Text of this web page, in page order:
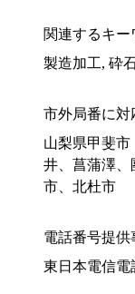
関連するキー
製造加工, 砕
市外局番に対
山梨県甲斐
井、菖蒲澤、
市、北杜市
電話番号提供
東日本電信電